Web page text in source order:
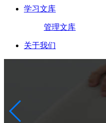
学习文库
管理文库
关于我们